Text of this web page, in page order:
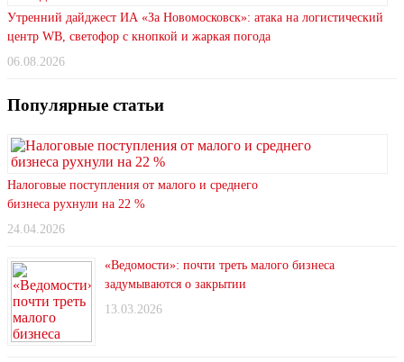
Утренний дайджест ИА «За Новомосковск»: атака на логистический
центр WB, светофор с кнопкой и жаркая погода
06.08.2026
Популярные статьи
Налоговые поступления от малого и среднего
бизнеса рухнули на 22 %
24.04.2026
«Ведомости»: почти треть малого бизнеса
задумываются о закрытии
13.03.2026